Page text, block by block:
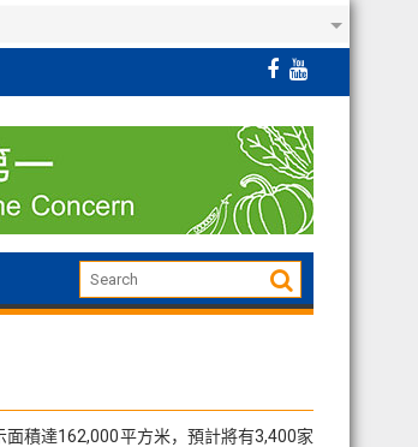
積達162,000平方米，預計將有3,400家